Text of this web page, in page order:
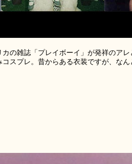
の雑誌「プレイボーイ」が発祥のア
スプレ。昔からある衣装ですが、な